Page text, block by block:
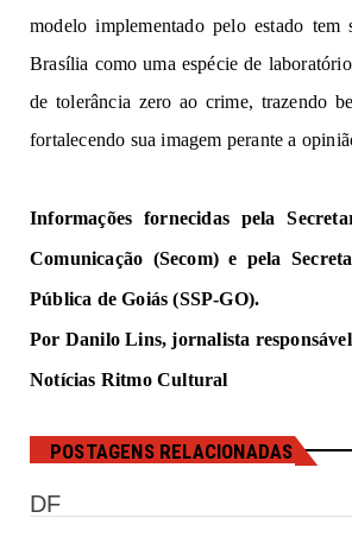
modelo implementado pelo estado tem
Brasília como uma espécie de
de tolerância zero ao crime, trazendo
fortalecendo sua imagem perante a
Informações fornecidas pela
Comunicação (Secom) e pela
Pública de Goiás (SSP-GO).
Por Danilo Lins, jornalista
Notícias Ritmo Cultural
POSTAGENS RELACIONADAS
DF